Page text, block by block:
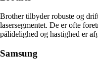
Brother tilbyder robuste og
lasersegmentet. De er ofte
pålidelighed og hastighed er
Samsung